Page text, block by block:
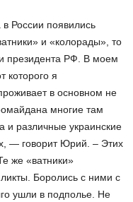
России появились
и «колорады», то
президента РФ. В моем
которого я
в основном не
многие там
и различные украинские
— говорит Юрий. – Этих
же «ватники»
Боролись с ними с
ушли в подполье. Не